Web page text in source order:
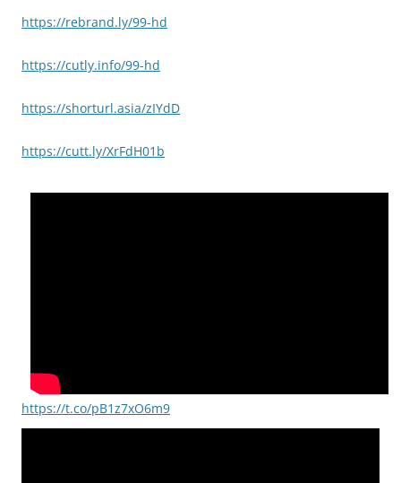
https://rebrand.ly/99-hd
https://cutly.info/99-hd
https://shorturl.asia/zIYdD
https://cutt.ly/XrFdH01b
https://t.co/pB1z7xO6m9